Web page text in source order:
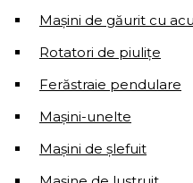
Mașini de găurit cu
Rotatori de piuliţe
Ferăstraie pendulare
Mașini-unelte
Mașini de șlefuit